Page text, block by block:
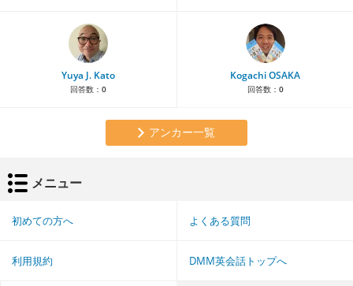
Yuya J. Kato
回答数： 0
Kogachi OSAKA
回答数： 0
アンカー一覧
メニュー
初めての方へ よくある質問
利用規約 DMM英会話トップへ